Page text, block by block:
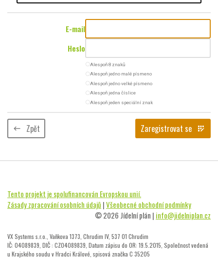
E-mail
Heslo
radio_button_uncheckedAlespoň 8 znaků
radio_button_uncheckedAlespoň jedno malé písmeno
radio_button_uncheckedAlespoň jedno velké písmeno
radio_button_uncheckedAlespoň jedna číslice
radio_button_uncheckedAlespoň jeden speciální znak
keyboard_backspace Zpět Zaregistrovat se app_registration
Tento projekt je spolufinancován Evropskou unií.
Zásady zpracování osobních údajů |Všeobecné obchodní podmínky
© 2026 Jídelní plán | info@jidelniplan.cz
VX Systems s.r.o., Vaňkova 1373, Chrudim IV, 537 01 Chrudim
IČ: 04089839, DIČ : CZ04089839, Datum zápisu do OR: 19.5.2015, Společnost vedená
u Krajského soudu v Hradci Králové, spisová značka C 35205